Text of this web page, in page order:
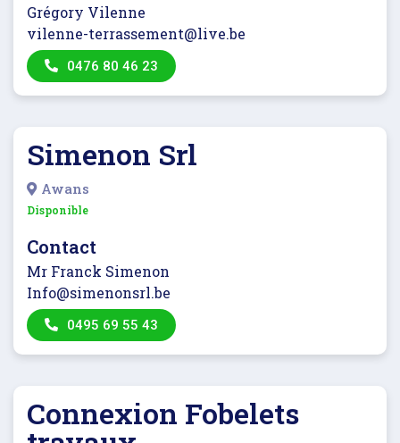
Grégory Vilenne
vilenne-terrassement@live.be
0476 80 46 23
Simenon Srl
Awans
Disponible
Contact
Mr Franck Simenon
Info@simenonsrl.be
0495 69 55 43
Connexion Fobelets